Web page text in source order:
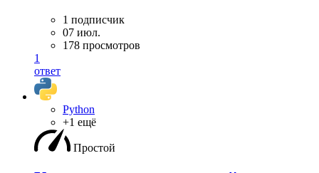
1 подписчик
07 июл.
178 просмотров
1
ответ
Python
+1 ещё
Простой